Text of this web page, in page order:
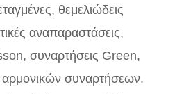
θεμελιώδεις
αναπαραστάσεις,
συναρτήσεις Green,
αρμονικών συναρτήσεων.